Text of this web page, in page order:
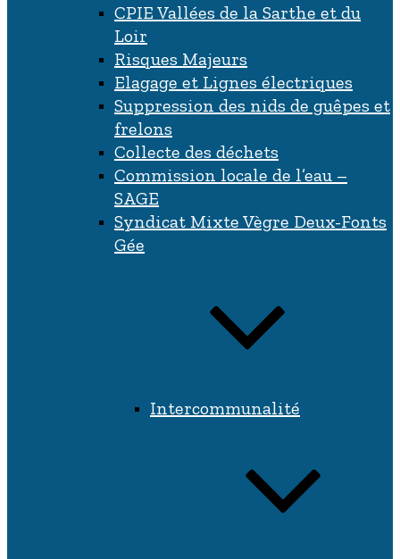
CPIE Vallées de la Sarthe et du
Loir
Risques Majeurs
Elagage et Lignes électriques
Suppression des nids de guêpes et
frelons
Collecte des déchets
Commission locale de l’eau –
SAGE
Syndicat Mixte Vègre Deux-Fonts
Gée
Intercommunalité